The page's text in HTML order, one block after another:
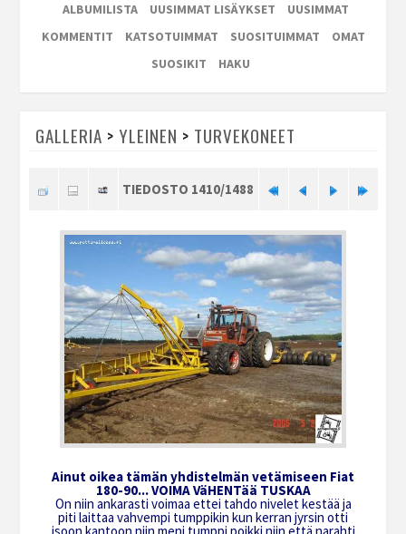
ALBUMILISTA
UUSIMMAT LISÄYKSET
UUSIMMAT
KOMMENTIT
KATSOTUIMMAT SUOSITUIMMAT
OMAT
SUOSIKIT
HAKU
GALLERIA > YLEINEN > TURVEKONEET
TIEDOSTO 1410/1488
Ainut oikea tämän yhdistelmän vetämiseen Fiat
180-90... VOIMA VäHENTää TUSKAA
On niin ankarasti voimaa ettei tahdo nivelet kestää ja
piti laittaa vahvempi tumppikin kun kerran jyrsin otti